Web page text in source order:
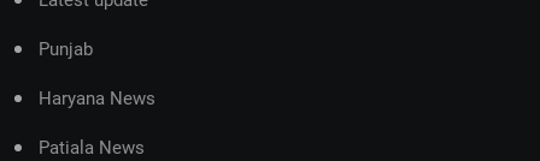
Punjab
Haryana News
Patiala News